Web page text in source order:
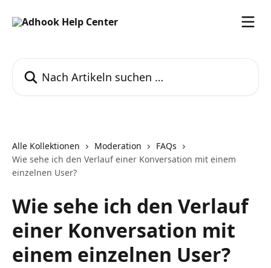
Alle Kollektionen Moderation
FAQs
Wie sehe ich den Verlauf einer Konversation mit einem
einzelnen User?
Wie sehe ich den Verlauf
einer Konversation mit
einem einzelnen User?